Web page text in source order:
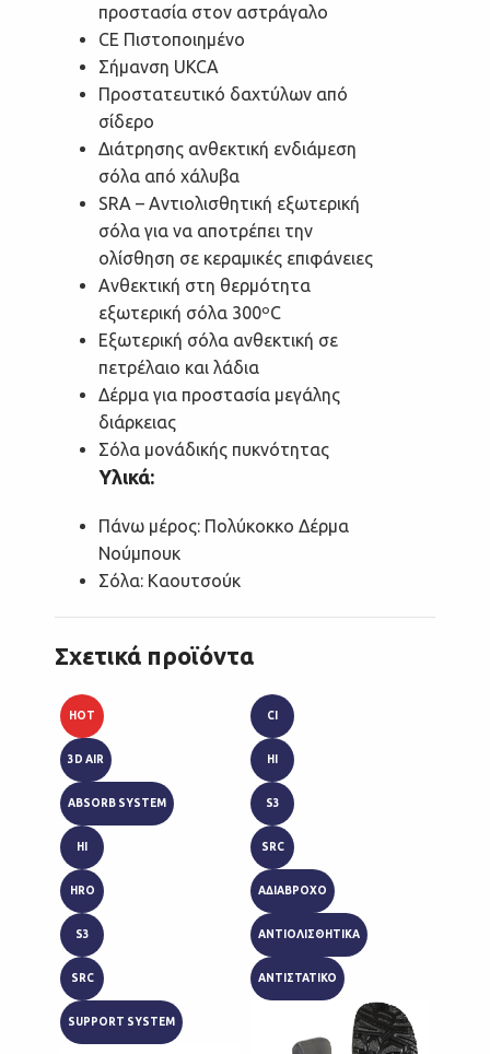
προστασία στον αστράγαλο
CE Πιστοποιημένο
Σήμανση UKCA
Προστατευτικό δαχτύλων από
σίδερο
Διάτρησης ανθεκτική ενδιάμεση
σόλα από χάλυβα
SRA – Αντιολισθητική εξωτερική
σόλα για να αποτρέπει την
ολίσθηση σε κεραμικές επιφάνειες
Ανθεκτική στη θερμότητα
εξωτερική σόλα 300ºC
Εξωτερική σόλα ανθεκτική σε
πετρέλαιο και λάδια
Δέρμα για προστασία μεγάλης
διάρκειας
Σόλα μονάδικής πυκνότητας
Υλικά:
Πάνω μέρος: Πολύκοκκο Δέρμα
Νούμπουκ
Σόλα: Καουτσούκ
Σχετικά προϊόντα
HOT
3D AIR
ABSORB SYSTEM
HI
HRO
S3
SRC
SUPPORT SYSTEM
CI
HI
S3
SRC
ΑΔΙΑΒΡΟΧΟ
ΑΝΤΙΟΛΙΣΘΗΤΙΚΑ
ΑΝΤΙΣΤΑΤΙΚΟ